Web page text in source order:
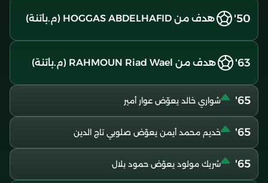
50' هدف من HOGGAS ABDELHAFID (م.باتنة)
63' هدف من RAHMOUN Riad Wael (م.باتنة)
65' شواري خالد يعوّض عوار أمير
65' خديم محمد أيمن يعوّض صلوبي تاج الدين
65' شريك مولود يعوّض حمود بلال